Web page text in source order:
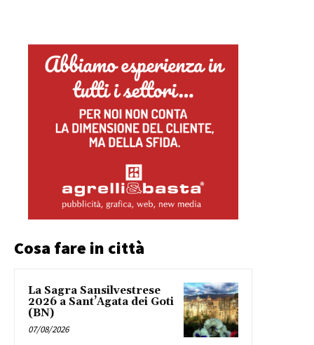
Cosa fare in città
La Sagra Sansilvestrese
2026 a Sant’Agata dei Goti
(BN)
07/08/2026